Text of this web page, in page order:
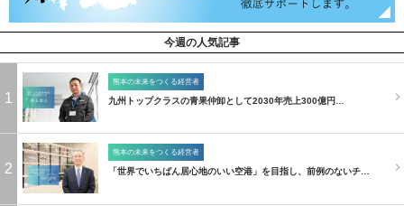
今週の人気記事
1
熊本の未来をつくる経営者
九州トップクラスの青果仲卸として2030年売上300億円…
2
熊本の未来をつくる経営者
「世界でいちばん居心地のいい空港」を目指し、前例のないチ…